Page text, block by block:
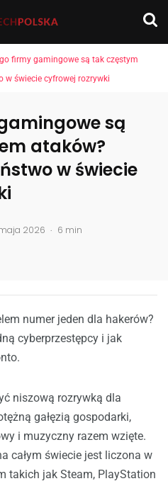
firmy gamingowe są tak częstym
w świecie cyfrowej rozrywki
są
ataków?
w świecie
maja 2026 . 6 min
numer jeden dla hakerów?
cyberprzestępcy i jak
niszową rozrywką dla
gałęzią gospodarki,
i muzyczny razem wzięte.
całym świecie jest liczona w
takich jak Steam, PlayStation